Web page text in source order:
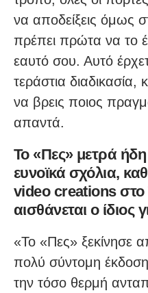
να αποδείξεις όμως
πρέπει πρώτα να το
εαυτό σου. Αυτό
τεράστια
να βρεις ποιος
απαντά.
Το «Πες» μετρά ήδη
ευνοϊκά σχόλια,
video creations
αισθάνεται ο ίδιος
«Το «Πες» ξεκίνησε
πολύ σύντομη
την τόσο θερμή